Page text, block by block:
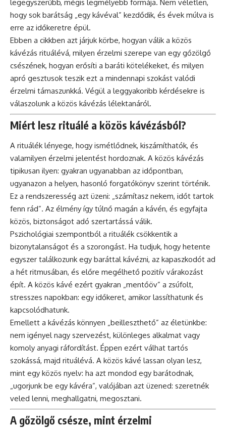
legegyszerűbb, mégis legmélyebb formája. Nem véletlen,
hogy sok barátság „egy kávéval” kezdődik, és évek múlva is
erre az időkeretre épül.
Ebben a cikkben azt járjuk körbe, hogyan válik a közös
kávézás rituálévá, milyen érzelmi szerepe van egy gőzölgő
csészének, hogyan erősíti a baráti kötelékeket, és milyen
apró gesztusok teszik ezt a mindennapi szokást valódi
érzelmi támaszunkká. Végül a leggyakoribb kérdésekre is
válaszolunk a közös kávézás lélektanáról.
Miért lesz rituálé a közös kávézásból?
A rituálék lényege, hogy ismétlődnek, kiszámíthatók, és
valamilyen érzelmi jelentést hordoznak. A közös kávézás
tipikusan ilyen: gyakran ugyanabban az időpontban,
ugyanazon a helyen, hasonló forgatókönyv szerint történik.
Ez a rendszeresség azt üzeni: „számítasz nekem, időt tartok
fenn rád”. Az élmény így túlnő magán a kávén, és egyfajta
közös, biztonságot adó szertartássá válik.
Pszichológiai szempontból a rituálék csökkentik a
bizonytalanságot és a szorongást. Ha tudjuk, hogy hetente
egyszer találkozunk egy baráttal kávézni, az kapaszkodót ad
a hét ritmusában, és előre megélhető pozitív várakozást
épít. A közös kávé ezért gyakran „mentőöv” a zsúfolt,
stresszes napokban: egy időkeret, amikor lassíthatunk és
kapcsolódhatunk.
Emellett a kávézás könnyen „beilleszthető” az életünkbe:
nem igényel nagy szervezést, különleges alkalmat vagy
komoly anyagi ráfordítást. Éppen ezért válhat tartós
szokássá, majd rituálévá. A közös kávé lassan olyan lesz,
mint egy közös nyelv: ha azt mondod egy barátodnak,
„ugorjunk be egy kávéra”, valójában azt üzened: szeretnék
veled lenni, meghallgatni, megosztani.
A gőzölgő csésze, mint érzelmi